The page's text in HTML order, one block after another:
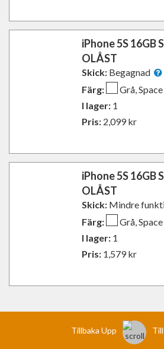
iPhone 5S 16GB
OLÅST
Skick: Begagnad
Färg:
Grå,
I lager: 1
Pris: 2,099kr
iPhone 5S 16GB
OLÅST
Skick: Mindre
Färg:
Grå,
I lager: 1
Pris: 1,579kr
Tillbaka Upp